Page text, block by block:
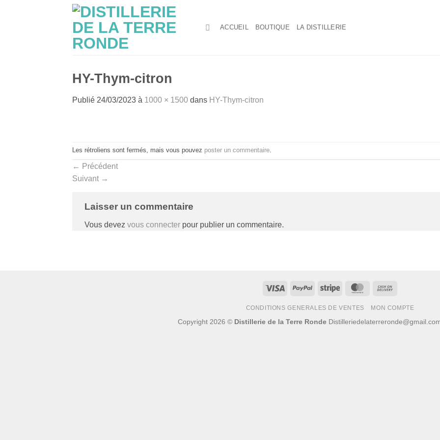
ACCUEIL BOUTIQUE LA DISTILLERIE
HY-Thym-citron
Publié 24/03/2023 à 1000 × 1500 dans HY-Thym-citron
Les rétroliens sont fermés, mais vous pouvez poster un commentaire
← Précédent
Suivant →
Laisser un commentaire
Vous devez vous connecter pour publier un commentaire.
Visa PayPal Stripe MasterCard
Delivery
CONDITIONS GENERALES DE VENTES MON COMPTE
Copyright 2026 © Distillerie de la Terre Ronde